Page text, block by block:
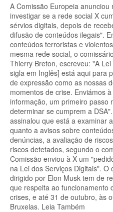
A Comissão Europeia
investigar se a rede social X
sérvios digitais, depois de
difusão de conteúdos ilegais".
conteúdos terroristas e
mesma rede social, o
Thierry Breton, escreveu: "A
sigla em Inglês] está aqui para
de expressão como as nossas
momentos de crise. Enviámos
informação, um primeiro passo
determinar se cumprem a
assinalou que está a examinar
quanto a avisos sobre
denúncias, a avaliação de
riscos detetados, segundo o
Comissão enviou à X um
na Lei dos Serviços Digitais".
dirigido por Elon Musk tem de
que respeita ao funcionamento
crises, e até 31 de outubro, às
Bruxelas. Leia Também